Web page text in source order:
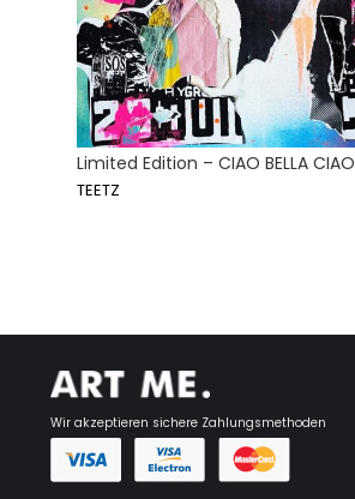
Limited Edition – CIAO BELLA CIAO
TEETZ
Wir akzeptieren sichere Zahlungsmethoden